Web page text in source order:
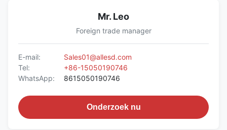
Mr. Leo
Foreign trade manager
E-mail:
Sales01@allesd.com
Tel:
+86-15050190746
WhatsApp:
8615050190746
Onderzoek nu